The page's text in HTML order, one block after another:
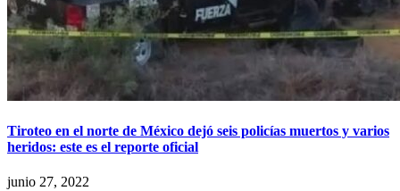
Tiroteo en el norte de México dejó seis policías muertos y varios
heridos: este es el reporte oficial
junio 27, 2022